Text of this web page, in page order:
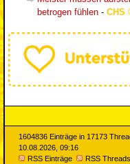
betrogen fühlen - CHS
1604836 Einträge in 17173
10.08.2026, 09:16
RSS Einträge
RSS Threads